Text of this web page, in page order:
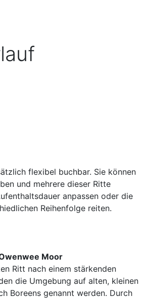
flexibel buchbar. Sie können
und mehrere dieser Ritte
anpassen oder die
Reihenfolge reiten.
Moor
Ritt nach einem stärkenden
die Umgebung auf alten, kleinen
Boreens genannt werden. Durch